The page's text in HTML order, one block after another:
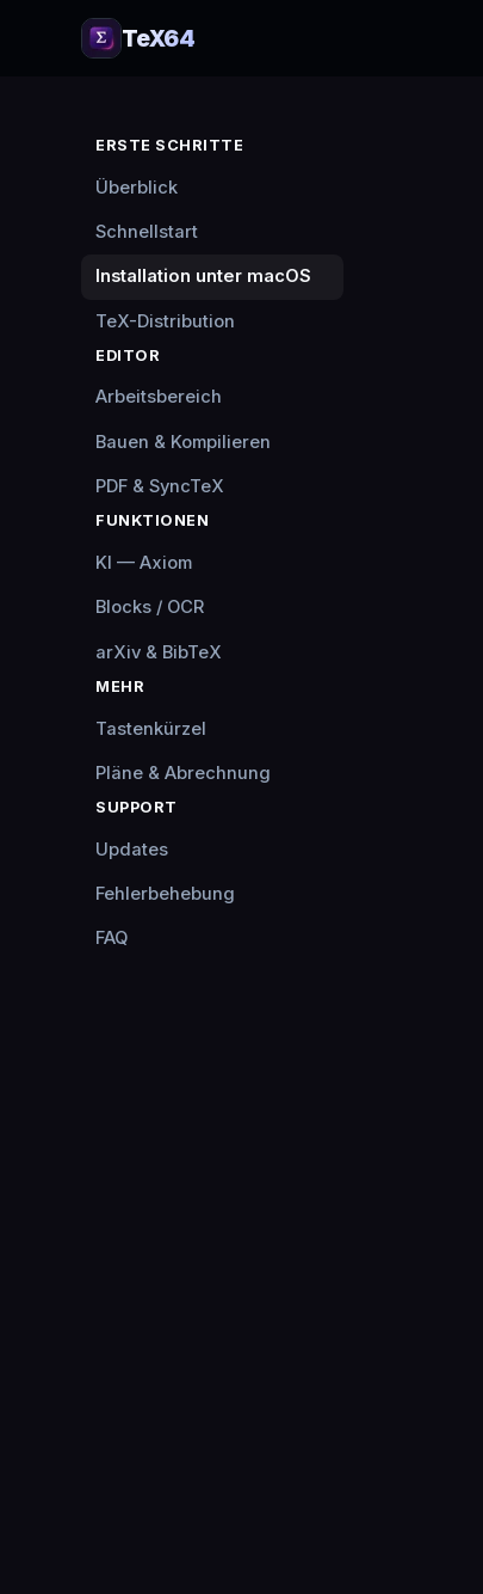
TeX64
ERSTE SCHRITTE
Überblick
Schnellstart
Installation unter macOS
TeX-Distribution
EDITOR
Arbeitsbereich
Bauen & Kompilieren
PDF & SyncTeX
FUNKTIONEN
KI — Axiom
Blocks / OCR
arXiv & BibTeX
MEHR
Tastenkürzel
Pläne & Abrechnung
SUPPORT
Updates
Fehlerbehebung
FAQ